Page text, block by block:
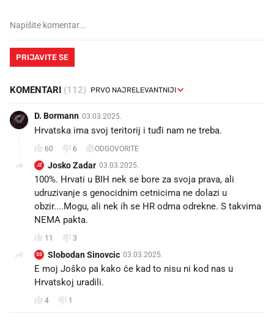
PRIJAVITE SE
KOMENTARI (112)
D. Bormann 03.03.2025.
Hrvatska ima svoj teritorij i tuđi nam ne treba.
60 6 ODGOVORITE
JZ Josko Zadar 03.03.2025.
100%. Hrvati u BIH nek se bore za svoja prava, ali
udruzivanje s genocidnim cetnicima ne dolazi u
obzir....Mogu, ali nek ih se HR odma odrekne. S takvima
NEMA pakta.
11 3
SS Slobodan Sinovcic 03.03.2025.
E moj Joško pa kako će kad to nisu ni kod nas u
Hrvatskoj uradili.
4 1